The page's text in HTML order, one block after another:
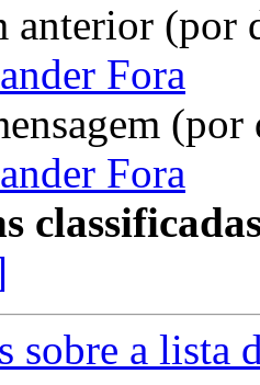
anterior (por
Fora
Fora
sobre a lista